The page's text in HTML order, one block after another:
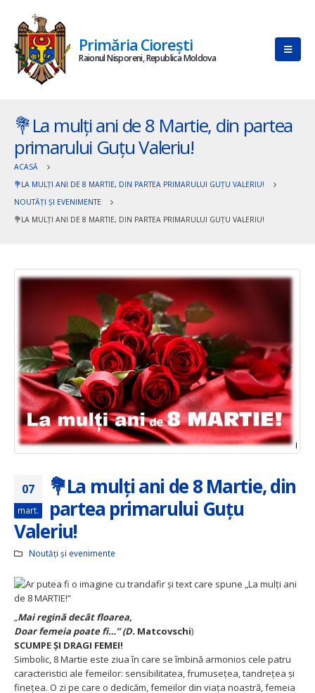
Primăria Ciorești
Raionul Nisporeni, Republica Moldova
💐La mulți ani de 8 Martie, din partea
primarului Guțu Valeriu!
ACASĂ
💐LA MULȚI ANI DE 8 MARTIE, DIN PARTEA PRIMARULUI GUȚU VALERIU!
NOUTĂȚI ȘI EVENIMENTE
💐LA MULȚI ANI DE 8 MARTIE, DIN PARTEA PRIMARULUI GUȚU VALERIU!
07
mart.
💐La mulți ani de 8 Martie, din
partea primarului Guțu
Valeriu!
Noutăți și evenimente
„Mai regină decât floarea,
Doar femeia poate fi…” (D. Matcovschi)
SCUMPE ȘI DRAGI FEMEI!
Simbolic, 8 Martie este ziua în care se îmbină armonios cele patru
caracteristici ale femeilor: sensibilitatea, frumuseţea, tandreţea şi
fineţea. O zi pe care o dedicăm, femeilor din viața noastră, femeia